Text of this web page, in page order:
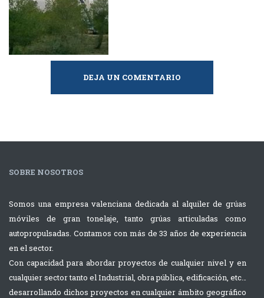
DEJA UN COMENTARIO
SOBRE NOSOTROS
Somos una empresa valenciana dedicada al alquiler de grúas
móviles de gran tonelaje, tanto grúas articuladas como
autopropulsadas. Contamos con más de 33 años de experiencia
en el sector.
Con capacidad para abordar proyectos de cualquier nivel y en
cualquier sector tanto el Industrial, obra pública, edificación, etc…
desarrollando dichos proyectos en cualquier ámbito geográfico